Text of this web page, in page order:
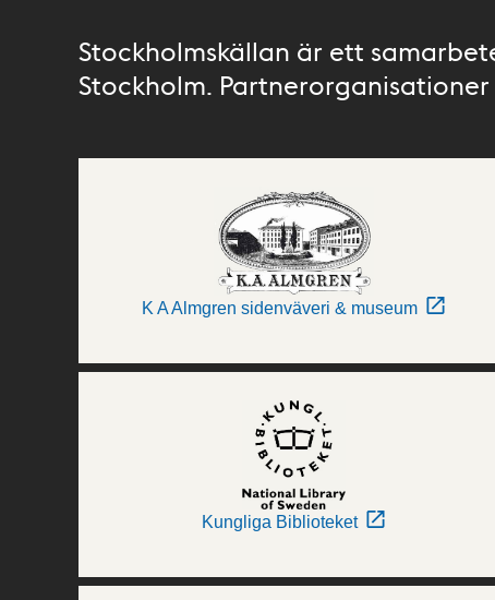
Stockholmskällan är ett
Stockholm.
K A Almgren sidenväveri & museum
Kungliga Biblioteket